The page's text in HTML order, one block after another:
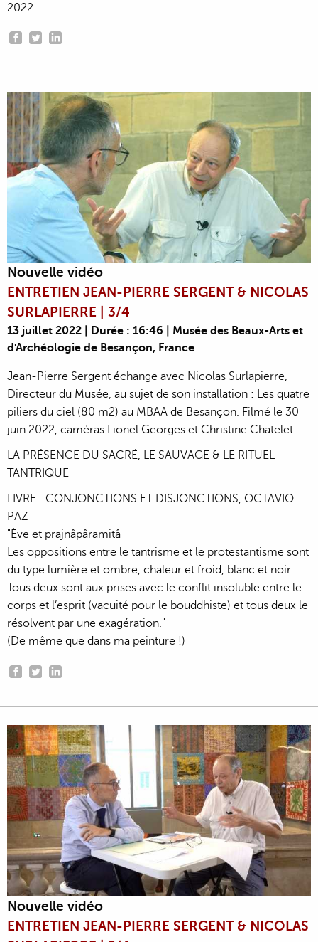
2022
Nouvelle vidéo
ENTRETIEN JEAN-PIERRE SERGENT & NICOLAS
SURLAPIERRE | 3/4
13 juillet 2022 | Durée : 16:46 | Musée des Beaux-Arts et
d'Archéologie de Besançon, France
Jean-Pierre Sergent échange avec Nicolas Surlapierre,
Directeur du Musée, au sujet de son installation : Les quatre
piliers du ciel (80 m2) au MBAA de Besançon. Filmé le 30
juin 2022, caméras Lionel Georges et Christine Chatelet.
LA PRÉSENCE DU SACRÉ, LE SAUVAGE & LE RITUEL
TANTRIQUE
LIVRE : CONJONCTIONS ET DISJONCTIONS, OCTAVIO
PAZ
"Ève et prajnâpâramitâ
Les oppositions entre le tantrisme et le protestantisme sont
du type lumière et ombre, chaleur et froid, blanc et noir.
Tous deux sont aux prises avec le conflit insoluble entre le
corps et l’esprit (vacuité pour le bouddhiste) et tous deux le
résolvent par une exagération."
(De même que dans ma peinture !)
Nouvelle vidéo
ENTRETIEN JEAN-PIERRE SERGENT & NICOLAS